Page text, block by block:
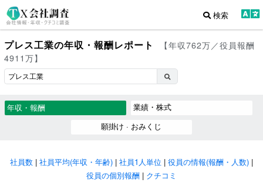
検索
プレス工業の年収・報酬レポート
【年収762万／役員報酬
4911万】
年収・報酬
業績・株式
願掛け · おみくじ
社員数 | 社員平均(年収・年齢) | 社員1人単位 | 役員の情報(報酬・人数) |
役員の個別報酬 | クチコミ